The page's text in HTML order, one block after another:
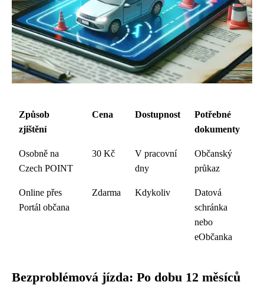
Způsob
zjištění
Cena Dostupnost
Potřebné
dokumenty
Osobně na
Czech POINT
30 Kč
V pracovní
dny
Občanský
průkaz
Online přes
Portál občana
Zdarma Kdykoliv
Datová
schránka
nebo
eObčanka
Bezproblémová jízda: Po dobu 12 měsíců